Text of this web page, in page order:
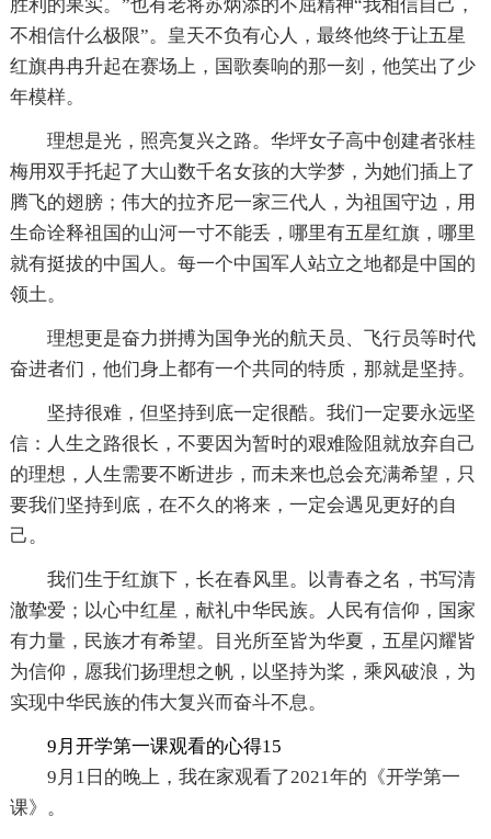
胜利的果实。”也有老将苏炳添的不屈精神“我相信自己，
不相信什么极限”。皇天不负有心人，最终他终于让五星
红旗冉冉升起在赛场上，国歌奏响的那一刻，他笑出了少
年模样。
理想是光，照亮复兴之路。华坪女子高中创建者张桂
梅用双手托起了大山数千名女孩的大学梦，为她们插上了
腾飞的翅膀；伟大的拉齐尼一家三代人，为祖国守边，用
生命诠释祖国的山河一寸不能丢，哪里有五星红旗，哪里
就有挺拔的中国人。每一个中国军人站立之地都是中国的
领土。
理想更是奋力拼搏为国争光的航天员、飞行员等时代
奋进者们，他们身上都有一个共同的特质，那就是坚持。
坚持很难，但坚持到底一定很酷。我们一定要永远坚
信：人生之路很长，不要因为暂时的艰难险阻就放弃自己
的理想，人生需要不断进步，而未来也总会充满希望，只
要我们坚持到底，在不久的将来，一定会遇见更好的自
己。
我们生于红旗下，长在春风里。以青春之名，书写清
澈挚爱；以心中红星，献礼中华民族。人民有信仰，国家
有力量，民族才有希望。目光所至皆为华夏，五星闪耀皆
为信仰，愿我们扬理想之帆，以坚持为桨，乘风破浪，为
实现中华民族的伟大复兴而奋斗不息。
9月开学第一课观看的心得15
9月1日的晚上，我在家观看了2021年的《开学第一
课》。